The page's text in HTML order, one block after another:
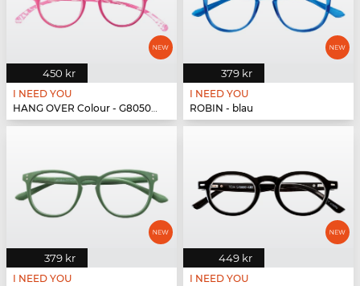
450 kr
I NEED YOU
HANG OVER Colour - G80500 pink
379 kr
I NEED YOU
ROBIN - blau
379 kr
I NEED YOU
449 kr
I NEED YOU